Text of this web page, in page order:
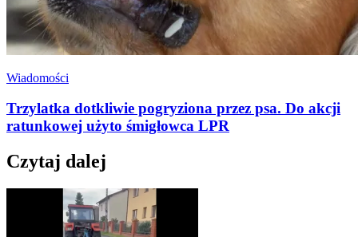
Wiadomości
Trzylatka dotkliwie pogryziona przez psa. Do akcji
ratunkowej użyto śmigłowca LPR
Czytaj dalej